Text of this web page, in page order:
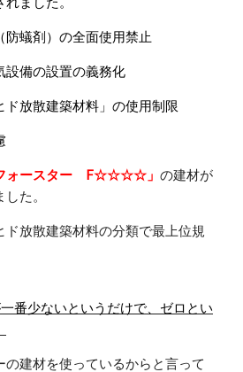
防蟻剤）の全面使用禁止
設備の設置の義務化
ド放散建築材料」の使用制限
ォースター F☆☆☆☆」 の建材が
た。
ド放散建築材料の分類で最上位規
番少ないというだけで、ゼロとい
の建材を使っているからと言って